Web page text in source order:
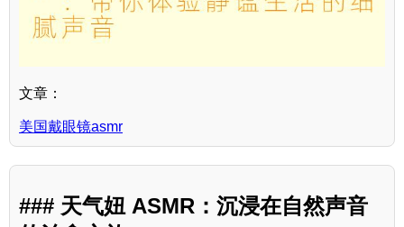
文章：
美国戴眼镜asmr
### 天气妞 ASMR：沉浸在自然声音